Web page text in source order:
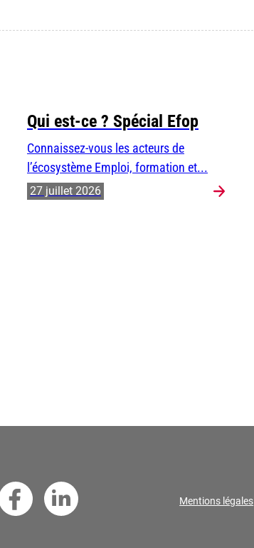
Qui est-ce ? Spécial Efop
Connaissez-vous les acteurs de
l’écosystème Emploi, formation et...
27 juillet 2026
Mentions légales